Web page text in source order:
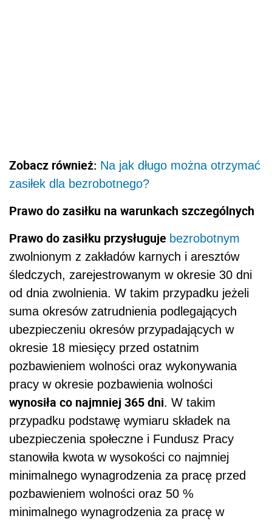
Zobacz również: Na jak długo można otrzymać
zasiłek dla bezrobotnego?
Prawo do zasiłku na warunkach szczególnych
Prawo do zasiłku przysługuje bezrobotnym
zwolnionym z zakładów karnych i aresztów
śledczych, zarejestrowanym w okresie 30 dni
od dnia zwolnienia. W takim przypadku jeżeli
suma okresów zatrudnienia podlegających
ubezpieczeniu okresów przypadających w
okresie 18 miesięcy przed ostatnim
pozbawieniem wolności oraz wykonywania
pracy w okresie pozbawienia wolności
wynosiła co najmniej 365 dni. W takim
przypadku podstawę wymiaru składek na
ubezpieczenia społeczne i Fundusz Pracy
stanowiła kwota w wysokości co najmniej
minimalnego wynagrodzenia za pracę przed
pozbawieniem wolności oraz 50 %
minimalnego wynagrodzenia za pracę w